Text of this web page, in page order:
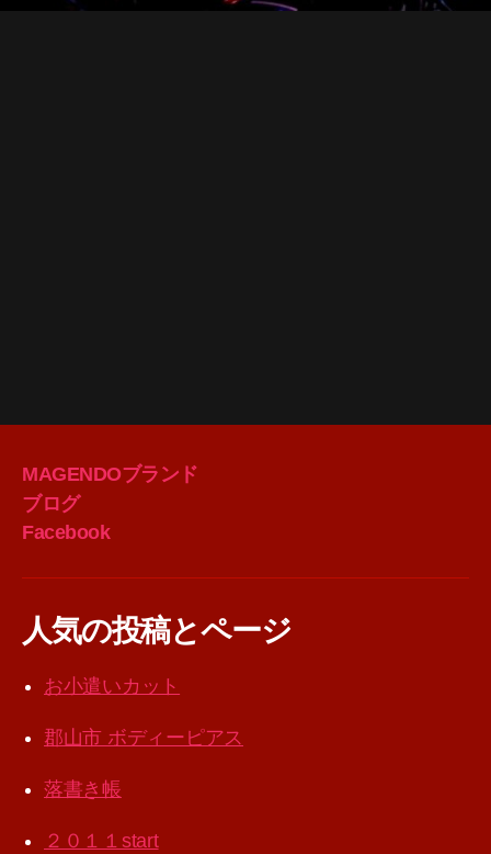
MAGENDOブランド
ブログ
Facebook
人気の投稿とページ
お小遣いカット
郡山市 ボディーピアス
落書き帳
２０１１start